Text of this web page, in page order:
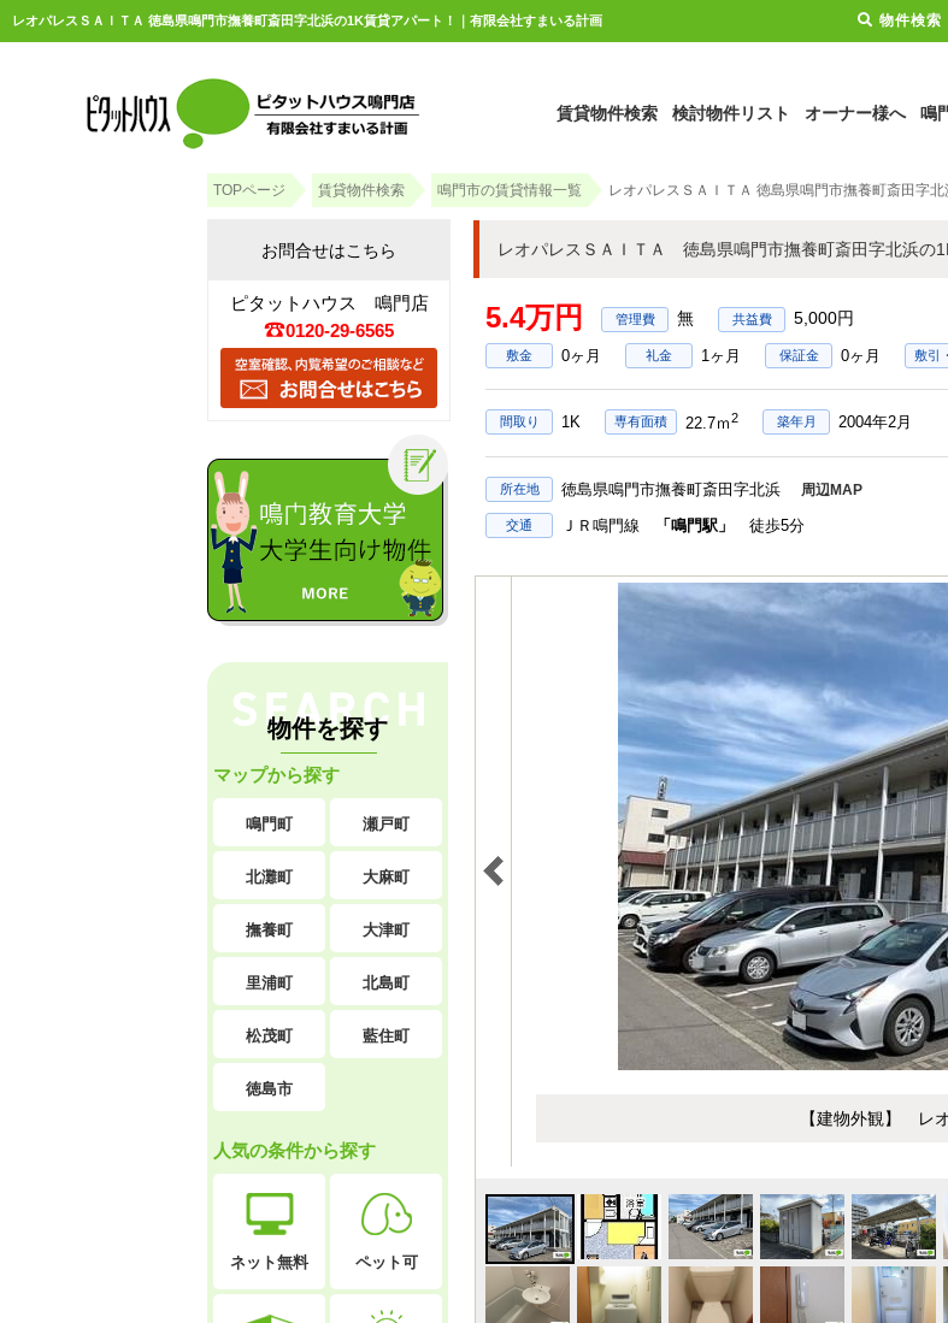
レオパレスＳＡＩＴＡ 徳島県鳴門市撫養町斎田字北浜の1K賃貸アパート！｜有限会社すまいる計画
賃貸物件検索 検討物件リスト オーナー様へ 鳴
TOPページ 賃貸物件検索 鳴門市の賃貸情報一覧 レオパレスＳＡＩＴＡ 徳島県鳴門市撫養町斎田字
レオパレスＳＡＩＴＡ 徳島県鳴門市撫養町斎田字北浜の
5.4万円 無 5,000円
敷金 0ヶ月 礼金 1ヶ月 保証金 0ヶ月 敷引
間取り 1K 専有面積 22.7ｍ2 築年月 2004年2月
所在地 徳島県鳴門市撫養町斎田字北浜 周辺MAP
交通 ＪＲ鳴門線 「鳴門駅」 徒歩5分
【建物外観】 レ
お問合せはこちら
ピタットハウス 鳴門店
0120-29-6565
物件を探す
マップから探す
鳴門町 瀬戸町
北灘町 大麻町
撫養町 大津町
里浦町 北島町
松茂町 藍住町
徳島市
人気の条件から探す
ネット無料 ペット可
物件検索